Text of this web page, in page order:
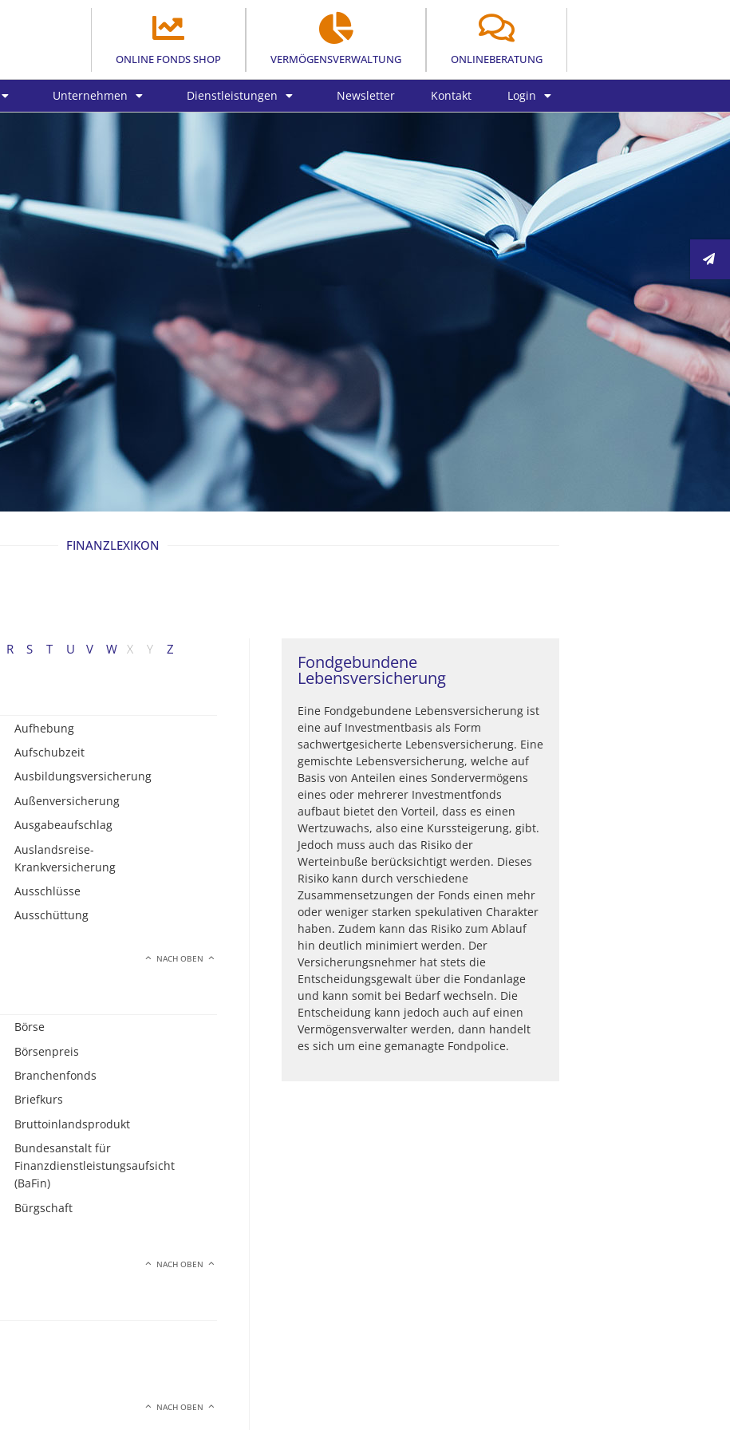
ONLINE FONDS SHOP VERMÖGENSVERWALTUNG ONLINEBERATUNG
Unternehmen Dienstleistungen Newsletter Kontakt Login
FINANZLEXIKON
R S T U V W X Y Z
Aufhebung
Aufschubzeit
Ausbildungsversicherung
Außenversicherung
Ausgabeaufschlag
Auslandsreise-
Krankversicherung
Ausschlüsse
Ausschüttung
NACH OBEN
Börse
Börsenpreis
Branchenfonds
Briefkurs
Bruttoinlandsprodukt
Bundesanstalt für
Finanzdienstleistungsaufsicht
(BaFin)
Bürgschaft
NACH OBEN
NACH OBEN
Fondgebundene
Lebensversicherung
Eine Fondgebundene Lebensversicherung ist
eine auf Investmentbasis als Form
sachwertgesicherte Lebensversicherung. Eine
gemischte Lebensversicherung, welche auf
Basis von Anteilen eines Sondervermögens
eines oder mehrerer Investmentfonds
aufbaut bietet den Vorteil, dass es einen
Wertzuwachs, also eine Kurssteigerung, gibt.
Jedoch muss auch das Risiko der
Werteinbuße berücksichtigt werden. Dieses
Risiko kann durch verschiedene
Zusammensetzungen der Fonds einen mehr
oder weniger starken spekulativen Charakter
haben. Zudem kann das Risiko zum Ablauf
hin deutlich minimiert werden. Der
Versicherungsnehmer hat stets die
Entscheidungsgewalt über die Fondanlage
und kann somit bei Bedarf wechseln. Die
Entscheidung kann jedoch auch auf einen
Vermögensverwalter werden, dann handelt
es sich um eine gemanagte Fondpolice.